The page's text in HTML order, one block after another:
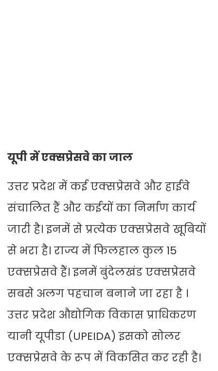
यूपी में एक्सप्रेसवे का जाल
उत्तर प्रदेश में कई एक्सप्रेसवे और हाईवे
संचालित हैं और कईयों का निर्माण कार्य
जारी है। इनमें से प्रत्येक एक्सप्रेसवे खूबियों
से भरा है। राज्य में फिलहाल कुल 15
एक्सप्रेसवे हैं। इनमें बुंदेलखंड एक्सप्रेसवे
सबसे अलग पहचान बनाने जा रहा है ।
उत्तर प्रदेश औद्योगिक विकास प्राधिकरण
यानी यूपीडा (UPEIDA) इसको सोलर
एक्सप्रेसवे के रूप में विकसित कर रही है।